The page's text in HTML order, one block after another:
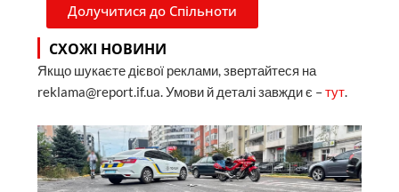
Долучитися до Спільноти
СХОЖІ НОВИНИ
Якщо шукаєте дієвої реклами, звертайтеся на
reklama@report.if.ua. Умови й деталі завжди є –тут.